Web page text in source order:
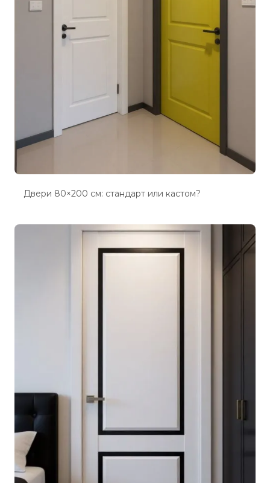
Двери 80×200 см: стандарт или кастом?